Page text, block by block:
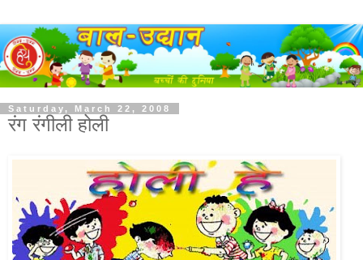
Saturday, March 22, 2008
रंग रंगीली होली